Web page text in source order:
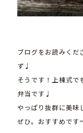
ブログをお読みくだ
ず♩
そうです！上棟式で
弁当です♩
やっぱり抜群に美味
ぜひ。おすすめです